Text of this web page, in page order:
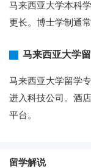
马来西亚大学本科
更长。博士学制通
马来西亚大学
马来西亚大学留学
进入科技公司。酒
平台。
留学解说